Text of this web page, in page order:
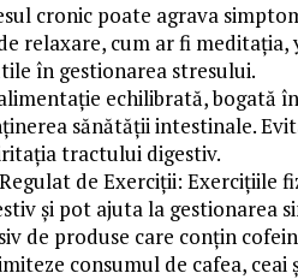
cronic poate agrava
relaxare, cum ar fi
în gestionarea stresului.
echilibrată, bogată
sănătății intestinale.
tractului digestiv.
de Exerciții: Exercițiile
și pot ajuta la gestionarea
de produse care conţin
consumul de cafea,